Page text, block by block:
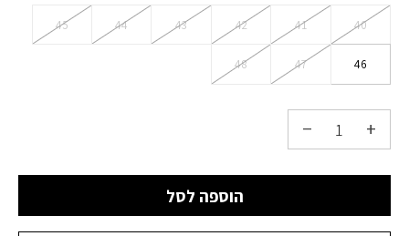
40
41
42
43
44
45
46
47
48
הוספה לסל